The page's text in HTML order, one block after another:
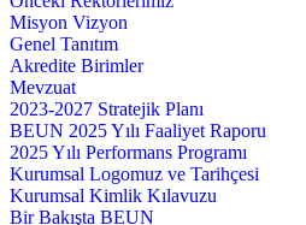
Misyon Vizyon
Genel Tanıtım
Akredite Birimler
Mevzuat
2023-2027 Stratejik Planı
BEUN 2025 Yılı Faaliyet Raporu
2025 Yılı Performans Programı
Kurumsal Logomuz ve Tarihçesi
Kurumsal Kimlik Kılavuzu
Bir Bakışta BEUN